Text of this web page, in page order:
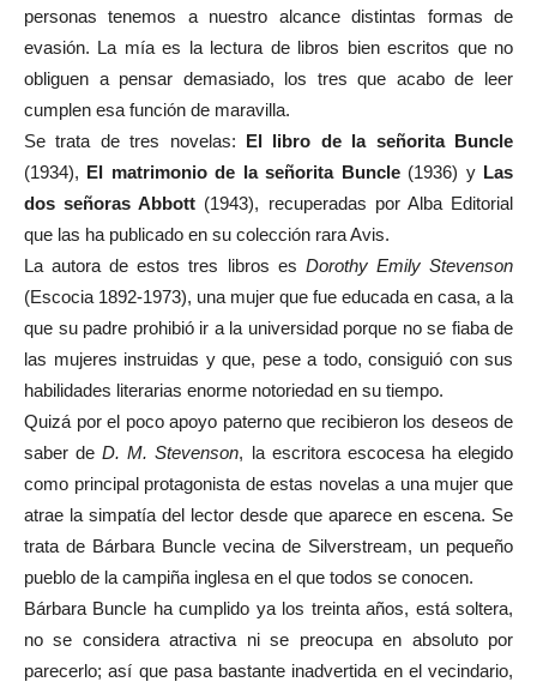
personas tenemos a nuestro alcance distintas formas de
evasión. La mía es la lectura de libros bien escritos que no
obliguen a pensar demasiado, los tres que acabo de leer
cumplen esa función de maravilla.
Se trata de tres novelas: El libro de la señorita Buncle
(1934), El matrimonio de la señorita Buncle (1936) y Las
dos señoras Abbott (1943), recuperadas por Alba Editorial
que las ha publicado en su colección rara Avis.
La autora de estos tres libros es Dorothy Emily Stevenson
(Escocia 1892-1973), una mujer que fue educada en casa, a la
que su padre prohibió ir a la universidad porque no se fiaba de
las mujeres instruidas y que, pese a todo, consiguió con sus
habilidades literarias enorme notoriedad en su tiempo.
Quizá por el poco apoyo paterno que recibieron los deseos de
saber deD. M. Stevenson, la escritora escocesa ha elegido
como principal protagonista de estas novelas a una mujer que
atrae la simpatía del lector desde que aparece en escena. Se
trata de Bárbara Buncle vecina de Silverstream, un pequeño
pueblo de la campiña inglesa en el que todos se conocen.
Bárbara Buncle ha cumplido ya los treinta años, está soltera,
no se considera atractiva ni se preocupa en absoluto por
parecerlo; así que pasa bastante inadvertida en el vecindario,